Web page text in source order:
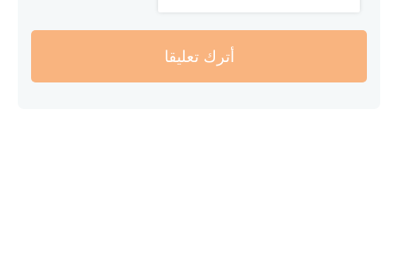
أترك تعليقا